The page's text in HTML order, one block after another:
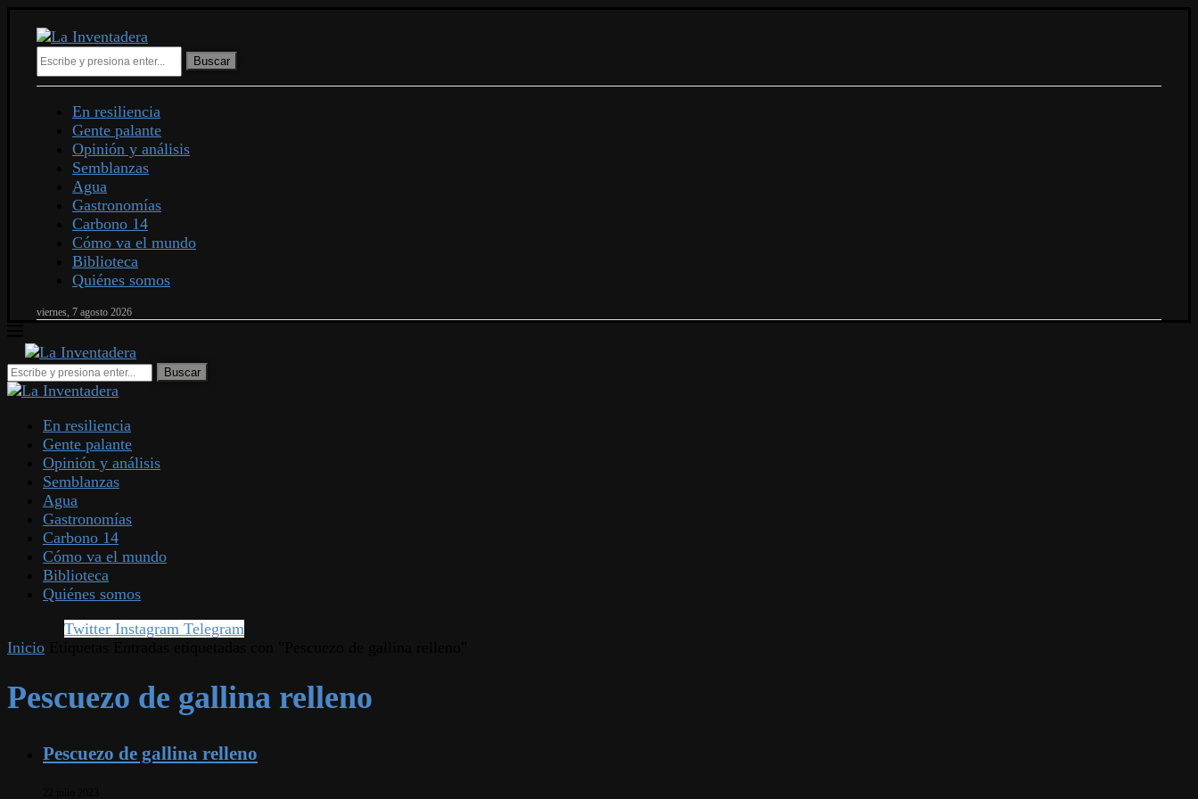
Buscar
En resiliencia
Gente palante
Opinión y análisis
Semblanzas
Agua
Gastronomías
Carbono 14
Cómo va el mundo
Biblioteca
Quiénes somos
viernes, 7 agosto 2026
En resiliencia
Gente palante
Opinión y análisis
Semblanzas
Agua
Gastronomías
Carbono 14
Cómo va el mundo
Biblioteca
Quiénes somos
Twitter Instagram Telegram
Inicio
Pescuezo de gallina relleno
Pescuezo de gallina relleno